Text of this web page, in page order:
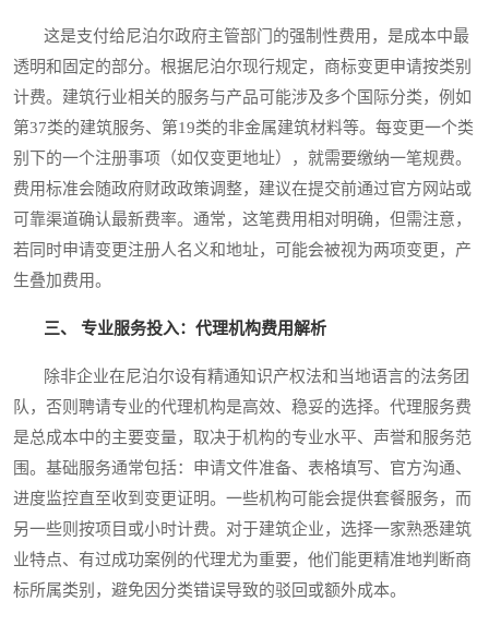
这是支付给尼泊尔政府主管部门的强制性费用，是成本中最
透明和固定的部分。根据尼泊尔现行规定，商标变更申请按类别
计费。建筑行业相关的服务与产品可能涉及多个国际分类，例如
第37类的建筑服务、第19类的非金属建筑材料等。每变更一个类
别下的一个注册事项（如仅变更地址），就需要缴纳一笔规费。
费用标准会随政府财政政策调整，建议在提交前通过官方网站或
可靠渠道确认最新费率。通常，这笔费用相对明确，但需注意，
若同时申请变更注册人名义和地址，可能会被视为两项变更，产
生叠加费用。
三、 专业服务投入：代理机构费用解析
除非企业在尼泊尔设有精通知识产权法和当地语言的法务团
队，否则聘请专业的代理机构是高效、稳妥的选择。代理服务费
是总成本中的主要变量，取决于机构的专业水平、声誉和服务范
围。基础服务通常包括：申请文件准备、表格填写、官方沟通、
进度监控直至收到变更证明。一些机构可能会提供套餐服务，而
另一些则按项目或小时计费。对于建筑企业，选择一家熟悉建筑
业特点、有过成功案例的代理尤为重要，他们能更精准地判断商
标所属类别，避免因分类错误导致的驳回或额外成本。